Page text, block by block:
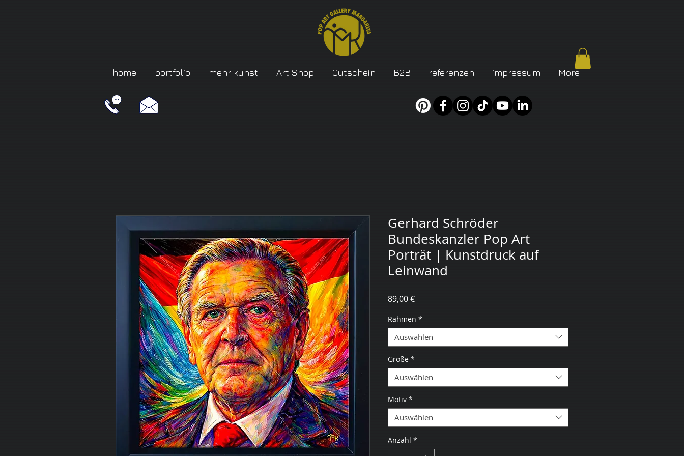
home portfolio mehr kunst Art Shop Gutschein B2B referenzen impressum More
Gerhard Schröder
Bundeskanzler Pop Art
Porträt | Kunstdruck auf
Leinwand
89,00 €Preis
Rahmen *
Auswählen
Größe *
Auswählen
Motiv *
Auswählen
Anzahl *